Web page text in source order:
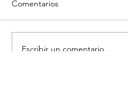
Comentarios
Escribir un comentario...